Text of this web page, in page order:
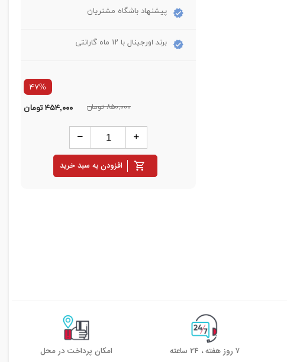
پیشنهاد باشگاه مشتریان
برند اورجینال با ۱۲ ماه گارانتی
۴۷%
۸۵۰,۰۰۰ تومان ۴۵۴,۰۰۰تومان
افزودن به سبد خرید
۷ روز هفته ، ۲۴ ساعته امکان پرداخت در محل